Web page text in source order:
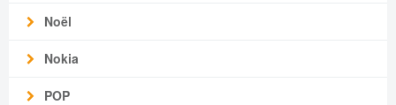
Noël
Nokia
POP